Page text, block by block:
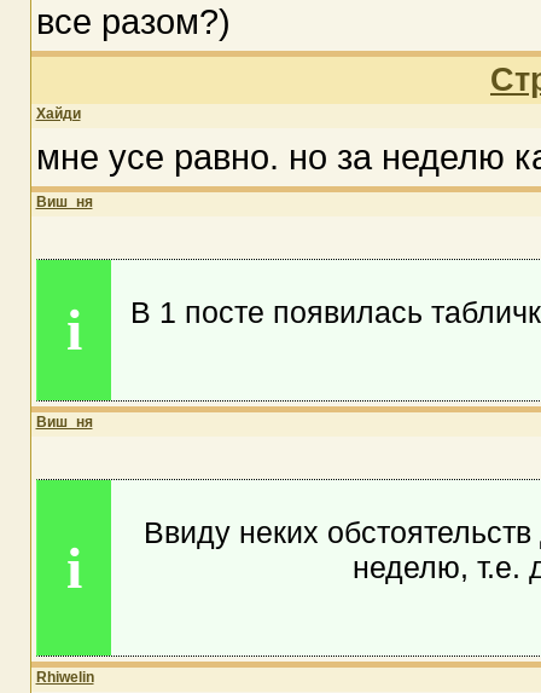
все разом?)
Хайди
мне усе равно. но за неделю
Виш_ня
i В 1 посте появилась
Виш_ня
i
Ввиду неких
неделю, т.е.
Rhiwelin